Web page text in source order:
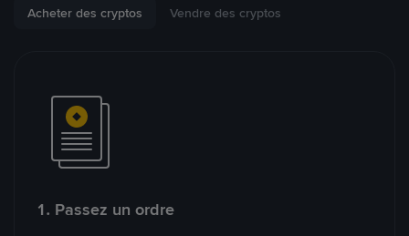
Acheter des cryptos Vendre des cryptos
1. Passez un ordre